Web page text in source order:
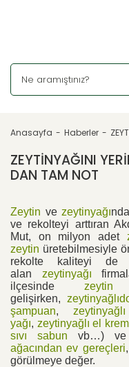
Anasayfa Haberler
ZEYTİNYAĞINI
DAN TAM NOT
Zeytin vezeytinyağı
ve rekolteyi arttıran
Mut, on milyon adet
zeytin üretebilmesiyle
rekolte kaliteyi de
alan zeytinyağı
ilçesinde zeytin
gelişirken,
şampuan,
yağı, zeytinyağlı el
sıvı sabun vb…) ve
ağacından ev gereçleri
görülmeye değer.